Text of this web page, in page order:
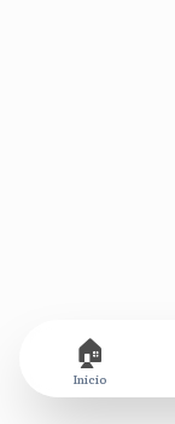
🏠
Inicio